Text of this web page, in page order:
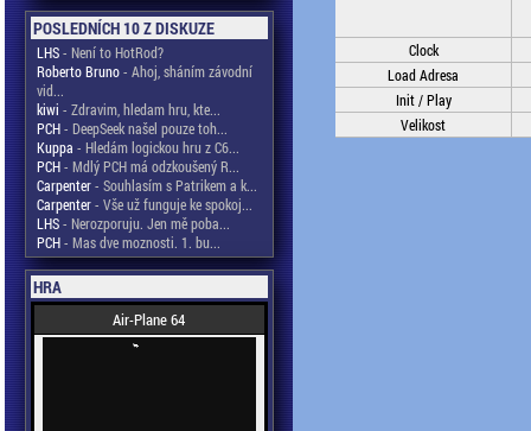
POSLEDNÍCH 10 Z DISKUZE
LHS- Není to HotRod?
Roberto Bruno- Ahoj, sháním závodní
vid...
kiwi - Zdravim, hledam hru, kte...
PCH- DeepSeek našel pouze toh...
Kuppa - Hledám logickou hru z C6...
PCH- Mdlý PCH má odzkoušený R...
Carpenter- Souhlasím s Patrikem a k...
Carpenter- Vše už funguje ke spokoj...
LHS- Nerozporuju. Jen mě poba...
PCH- Mas dve moznosti. 1. bu...
HRA
Air-Plane 64
Clock
Load Adresa
Init / Play
Velikost